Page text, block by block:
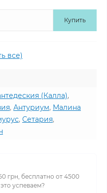
Купить
все)
(Калла),
, Антуриум, Малина
, Сетария,
грн, бесплатно от 4500
успеваем?